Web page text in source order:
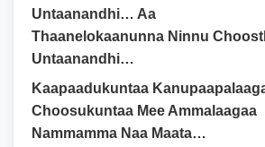
Untaanandhi… Aa
Thaanelokaanunna Ninnu
Untaanandhi…
Kaapaadukuntaa
Choosukuntaa Mee Ammalaagaa
Nammamma Naa Maata…